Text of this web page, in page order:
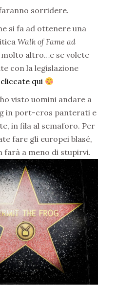
sorridere.
si fa ad ottenere una
Walk of Fame ad
altro…e se volete
con la legislazione
cliccate qui
visto uomini andare a
in port-cros panterati e
in fila al semaforo. Per
fare gli europei blasé,
farà a meno di stupirvi.